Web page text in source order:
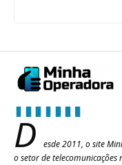
D
esde 2011, o site
o setor de telecomunicações